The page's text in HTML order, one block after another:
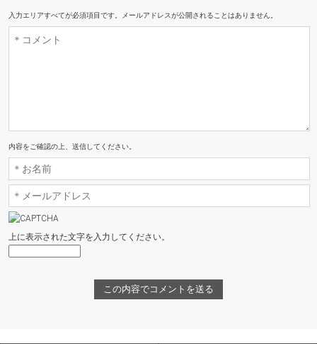
入力エリアすべてが必須項目です。メールアドレスが公開されることはありません。
内容をご確認の上、送信してください。
上に表示された文字を入力してください。